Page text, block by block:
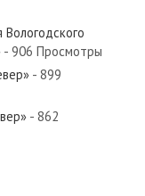
Север»
- 906 Просмотры
- 899
- 862